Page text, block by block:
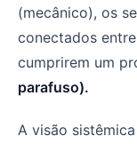
(mecânico), os
conectados
cumprirem um
parafuso).
A visão